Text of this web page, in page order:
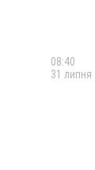
08:40
31 липня